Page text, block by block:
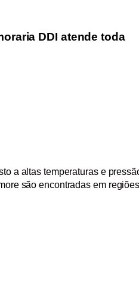
DDI atende toda
a altas temperaturas e
são encontradas em